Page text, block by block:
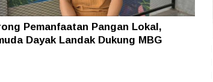
Pemanfaatan Pangan Lokal,
Dayak Landak Dukung MBG